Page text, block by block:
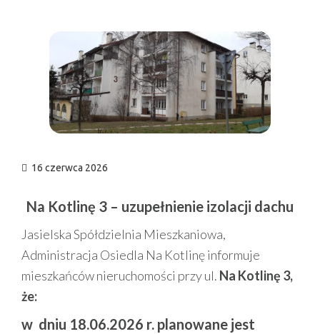
16 czerwca 2026
Na Kotlinę 3 – uzupełnienie izolacji dachu
Jasielska Spółdzielnia Mieszkaniowa,
Administracja Osiedla Na Kotlinę informuje
mieszkańców nieruchomości przy ul. Na Kotlinę 3,
że:
w dniu 18.06.2026 r. planowane jest